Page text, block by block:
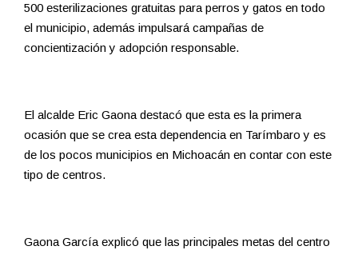
500 esterilizaciones gratuitas para perros y gatos en todo
el municipio, además impulsará campañas de
concientización y adopción responsable.
El alcalde Eric Gaona destacó que esta es la primera
ocasión que se crea esta dependencia en Tarímbaro y es
de los pocos municipios en Michoacán en contar con este
tipo de centros.
Gaona García explicó que las principales metas del centro